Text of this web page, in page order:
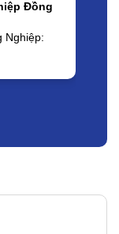
Đồng
Nghiệp: